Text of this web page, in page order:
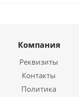
Компания
Реквизиты
Контакты
Политика